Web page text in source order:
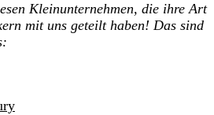
Kleinunternehmen, die ihre Art
mit uns geteilt haben! Das sind